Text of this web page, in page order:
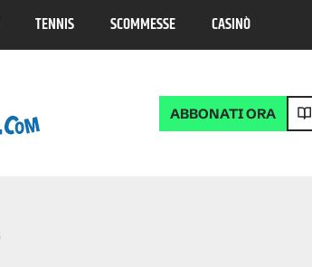
TENNIS SCOMMESSE CASINÒ
ABBONATI ORA